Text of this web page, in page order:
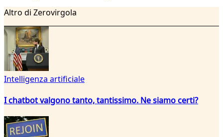
Altro di Zerovirgola
Intelligenza artificiale
I chatbot valgono tanto, tantissimo. Ne siamo certi?